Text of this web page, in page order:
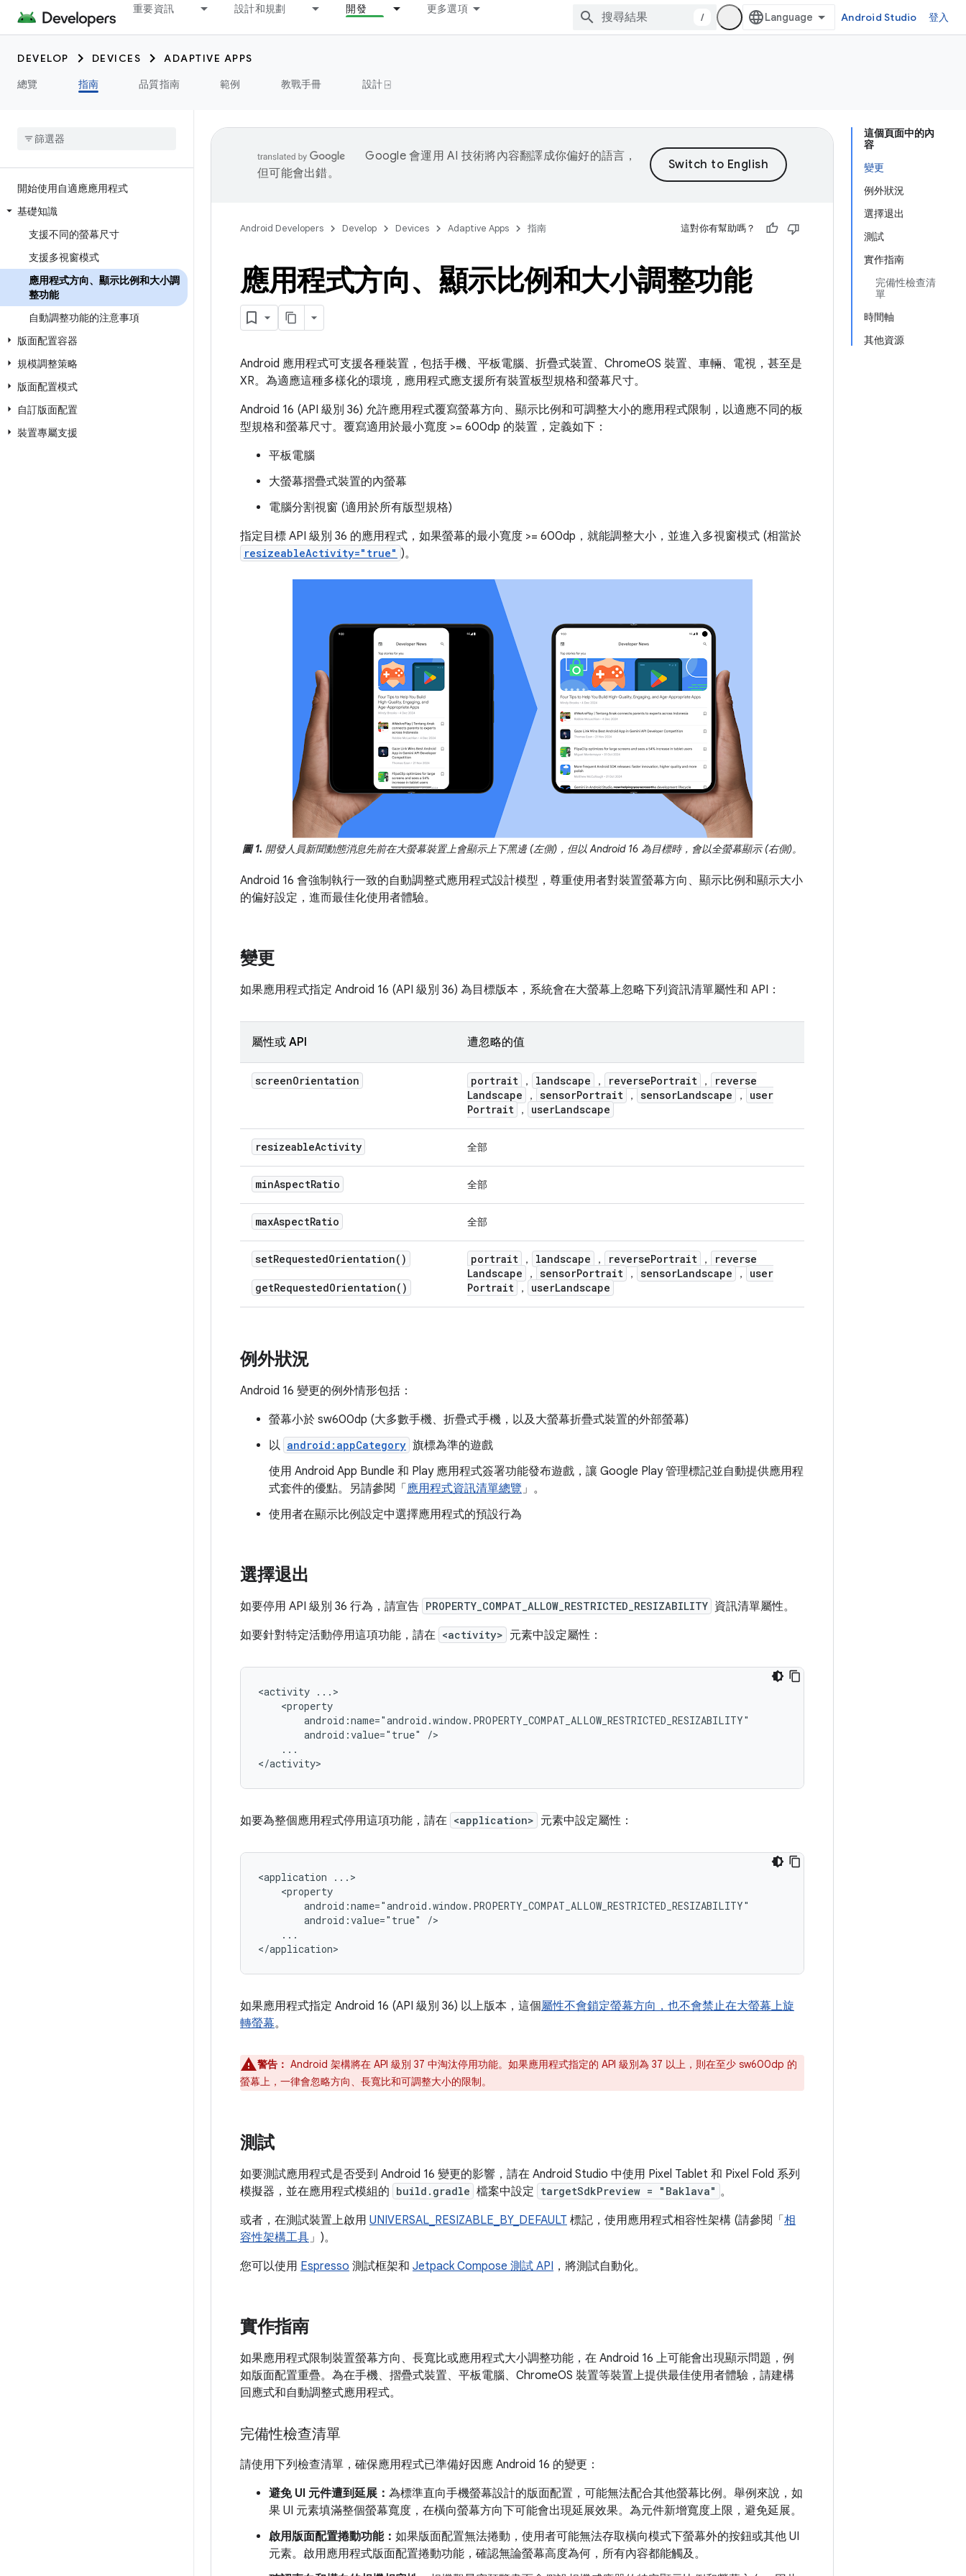
重要資訊 設計和規劃 開發 更多選項
/ Android Studio 登入
DEVELOP DEVICES
ADAPTIVE APPS
總覽
指南 品質指南 範例 教戰手冊 設計 ⍈
開始使用自適應應用程式
基礎知識
支援不同的螢幕尺寸
支援多視窗模式
應用程式方向、顯示比例和大小調
整功能
自動調整功能的注意事項
版面配置容器
規模調整策略
版面配置模式
自訂版面配置
裝置專屬支援
這個頁面中的內
容
變更
例外狀況
選擇退出
測試
實作指南
完備性檢查清
單
時間軸
其他資源
Google 會運用 AI 技術將內容翻譯成你偏好的語言，
但可能會出錯。
Android Developers Develop Devices Adaptive Apps 指南 這對你有幫助嗎？
應用程式方向、顯示比例和大小調整功能
Android 應用程式可支援各種裝置，包括手機、平板電腦、折疊式裝置、ChromeOS 裝置、車輛、電視，甚至是
XR。為適應這種多樣化的環境，應用程式應支援所有裝置板型規格和螢幕尺寸。
Android 16 (API 級別 36) 允許應用程式覆寫螢幕方向、顯示比例和可調整大小的應用程式限制，以適應不同的板
型規格和螢幕尺寸。覆寫適用於最小寬度 >= 600dp 的裝置，定義如下：
平板電腦
大螢幕摺疊式裝置的內螢幕
電腦分割視窗 (適用於所有版型規格)
指定目標 API 級別 36 的應用程式，如果螢幕的最小寬度 >= 600dp，就能調整大小，並進入多視窗模式 (相當於
resizeableActivity="true" )。
圖 1. 開發人員新聞動態消息先前在大螢幕裝置上會顯示上下黑邊 (左側)，但以 Android 16 為目標時，會以全螢幕顯示 (右側)。
Android 16 會強制執行一致的自動調整式應用程式設計模型，尊重使用者對裝置螢幕方向、顯示比例和顯示大小
的偏好設定，進而最佳化使用者體驗。
變更
如果應用程式指定 Android 16 (API 級別 36) 為目標版本，系統會在大螢幕上忽略下列資訊清單屬性和 API：
屬性或 API 遭忽略的值
screenOrientation portrait ， landscape ， reversePortrait ，
reverse
Landscape
， sensorPortrait ， sensorLandscape ，
user
Portrait
， userLandscape
resizeableActivity 全部
minAspectRatio 全部
maxAspectRatio 全部
setRequestedOrientation( )
getRequestedOrientation( )
portrait ， landscape ， reversePortrait ，
reverse
Landscape
， sensorPortrait ， sensorLandscape ，
user
Portrait
， userLandscape
例外狀況
Android 16 變更的例外情形包括：
螢幕小於 sw600dp (大多數手機、折疊式手機，以及大螢幕折疊式裝置的外部螢幕)
以 android:appCategory 旗標為準的遊戲
使用 Android App Bundle 和 Play 應用程式簽署功能發布遊戲，讓 Google Play 管理標記並自動提供應用程
式套件的優點。另請參閱「 應用程式資訊清單總覽」。
使用者在顯示比例設定中選擇應用程式的預設行為
選擇退出
如要停用 API 級別 36 行為，請宣告 PROPERTY_COMPAT_ALLOW_RESTRICTED_RESIZABILITY 資訊清單屬性。
如要針對特定活動停用這項功能，請在 <activity> 元素中設定屬性：
<activity
android:value="true"
...
如要為整個應用程式停用這項功能，請在 <application> 元素中設定屬性：
<application
android:value="true"
...
如果應用程式指定 Android 16 (API 級別 36) 以上版本，這個屬性不會鎖定螢幕方向，也不會禁止在大螢幕上旋
轉螢幕。
警告： Android 架構將在 API 級別 37 中淘汰停用功能。如果應用程式指定的 API 級別為 37 以上，則在至少 sw600dp 的
螢幕上，一律會忽略方向、長寬比和可調整大小的限制。
測試
如要測試應用程式是否受到 Android 16 變更的影響，請在 Android Studio 中使用 Pixel Tablet 和 Pixel Fold 系列
模擬器，並在應用程式模組的 build.gradle 檔案中設定 targetSdkPreview = "Baklava" 。
或者，在測試裝置上啟用 UNIVERSAL_RESIZABLE_BY_DEFAULT 標記，使用應用程式相容性架構 (請參閱「 相
容性架構工具」)。
您可以使用 Espresso 測試框架和 Jetpack Compose 測試 API ，將測試自動化。
實作指南
如果應用程式限制裝置螢幕方向、長寬比或應用程式大小調整功能，在 Android 16 上可能會出現顯示問題，例
如版面配置重疊。為在手機、摺疊式裝置、平板電腦、ChromeOS 裝置等裝置上提供最佳使用者體驗，請建構
回應式和自動調整式應用程式。
完備性檢查清單
請使用下列檢查清單，確保應用程式已準備好因應 Android 16 的變更：
避免 UI 元件遭到延展： 為標準直向手機螢幕設計的版面配置，可能無法配合其他螢幕比例。舉例來說，如
果 UI 元素填滿整個螢幕寬度，在橫向螢幕方向下可能會出現延展效果。為元件新增寬度上限，避免延展。
啟用版面配置捲動功能： 如果版面配置無法捲動，使用者可能無法存取橫向模式下螢幕外的按鈕或其他 UI
元素。啟用應用程式版面配置捲動功能，確認無論螢幕高度為何，所有內容都能觸及。